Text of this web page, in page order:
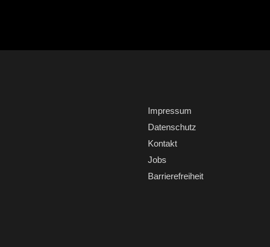
Impressum
Datenschutz
Kontakt
Jobs
Barrierefreiheit